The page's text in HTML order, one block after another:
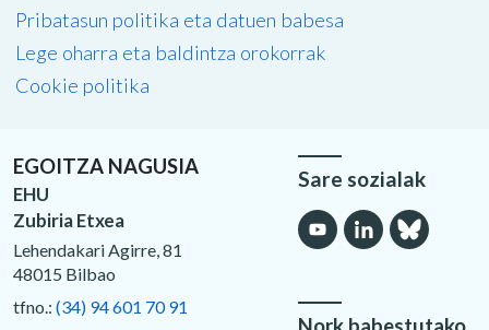
Pribatasun politika eta datuen babesa
Lege oharra eta baldintza orokorrak
Cookie politika
EGOITZA NAGUSIA
EHU
Zubiria Etxea
Lehendakari Agirre, 81
48015 Bilbao
tfno.: (34) 94 601 70 91
Sare sozialak